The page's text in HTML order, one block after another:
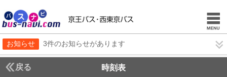
お知らせ 3件のお知らせがあります
戻る 時刻表